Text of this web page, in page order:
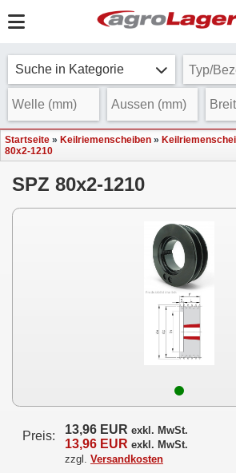
Suche in Kategorie
Startseite » Keilriemenscheiben »
80x2-1210
SPZ 80x2-1210
Preis: 13,96 EUR exkl. MwSt.
13,96 EUR exkl. MwSt.
zzgl. Versandkosten